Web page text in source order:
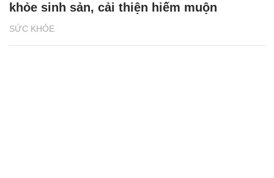
SỨC KHỎE
khỏe sinh sản, cải thiện hiếm muộn